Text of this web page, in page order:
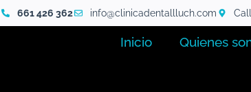
661 426 362 info@clinicadentallluch.com
Inicio Quienes